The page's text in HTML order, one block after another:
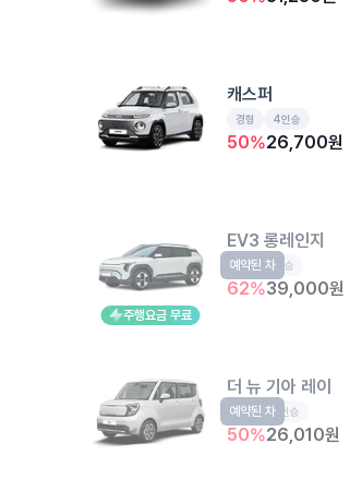
캐스퍼
경형 4인승
50%26,700원
주행요금 무료
EV3 롱레인지
EV 5인승
62%39,000원
예약된 차
더 뉴 기아 레이
경형 5인승
50%26,010원
예약된 차